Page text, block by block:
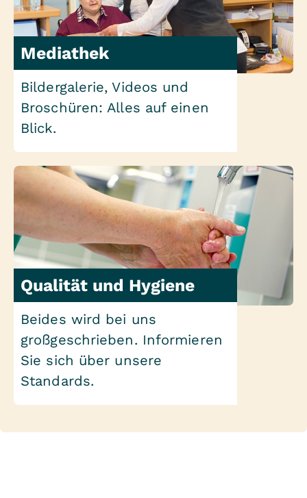
Mediathek
Bildergalerie, Videos und
Broschüren: Alles auf einen
Blick.
Qualität und Hygiene
Beides wird bei uns
großgeschrieben. Informieren
Sie sich über unsere
Standards.